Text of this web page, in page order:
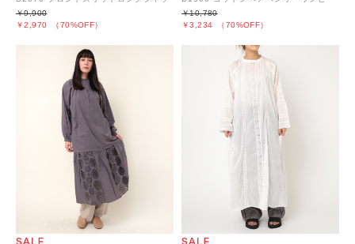
￥2,970 （70%OFF）
￥9,900
￥3,234 （70%OFF）
￥10,780